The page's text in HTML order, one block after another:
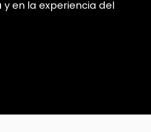
en la experiencia del